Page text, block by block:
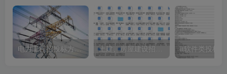
it软件类投标